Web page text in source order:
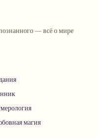
— всё о мире
магия